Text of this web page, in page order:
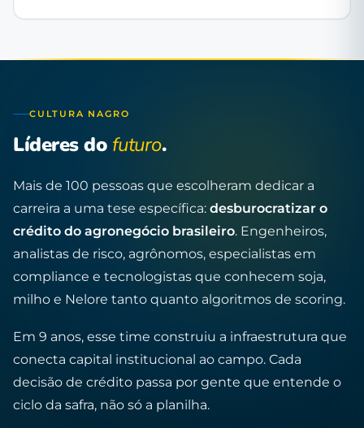
CULTURA NAGRO
Líderes do futuro.
Mais de 100 pessoas que escolheram dedicar a
carreira a uma tese específica: desburocratizar o
crédito do agronegócio brasileiro. Engenheiros,
analistas de risco, agrônomos, especialistas em
compliance e tecnologistas que conhecem soja,
milho e Nelore tanto quanto algoritmos de scoring.
Em 9 anos, esse time construiu a infraestrutura que
conecta capital institucional ao campo. Cada
decisão de crédito passa por gente que entende o
ciclo da safra, não só a planilha.